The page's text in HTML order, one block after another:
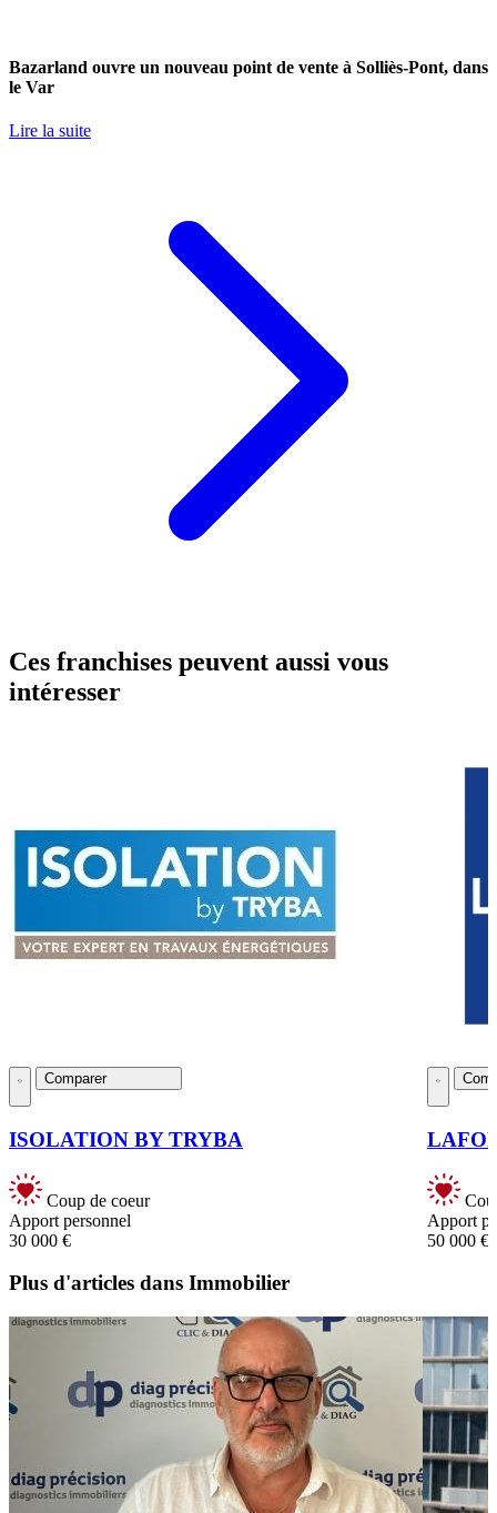
Bazarland ouvre un nouveau point de vente à Solliès-Pont, dans
le Var
Lire la suite
Ces franchises peuvent aussi vous
intéresser
Comparer
ISOLATION BY TRYBA
Coup de coeur
Apport personnel
30 000 €
Apport
50 000 €
Plus d'articles dans Immobilier